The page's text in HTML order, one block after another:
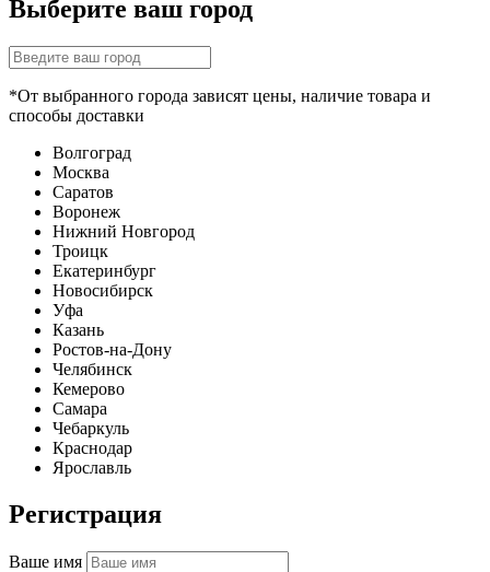
Выберите ваш город
*От выбранного города зависят цены, наличие товара и
способы доставки
Волгоград
Москва
Саратов
Воронеж
Нижний Новгород
Троицк
Екатеринбург
Новосибирск
Уфа
Казань
Ростов-на-Дону
Челябинск
Кемерово
Самара
Чебаркуль
Краснодар
Ярославль
Регистрация
Ваше имя